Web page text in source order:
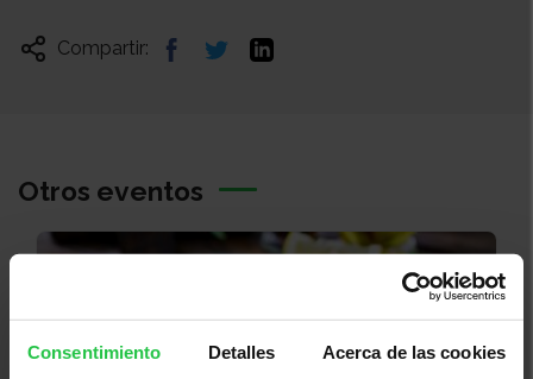
Consentimiento Detalles Acerca de las cookies
Compartir:
Otros eventos